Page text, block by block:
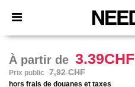
× Appli Needen
Meilleurs prix sur l’app !
À partir de 3.39CHF
Prix public 7,92 CHF
hors frais de douanes et taxes